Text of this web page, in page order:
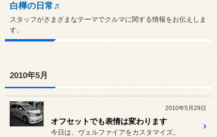
白樺の日常♬
スタッフがさまざまなテーマでクルマに関する情報をお伝えしま
す。
2010年5月
2010年5月29日
オフセットでも表情は変わります
今日は、ヴェルファイアをカスタマイズ。